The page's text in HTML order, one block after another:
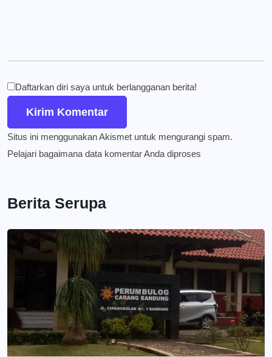
Daftarkan diri saya untuk berlangganan berita!
Situs ini menggunakan Akismet untuk mengurangi spam.
Pelajari bagaimana data komentar Anda diproses
Berita Serupa